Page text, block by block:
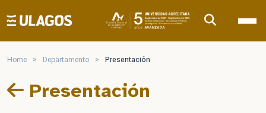
Ulagos Template
Home > Departamento > Presentación
Presentación